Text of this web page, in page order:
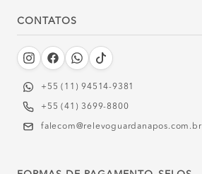
CONTATOS
+55 (11) 94514-9381‬
+55 (41) 3699-8800
falecom@relevoguardanapos.com.br